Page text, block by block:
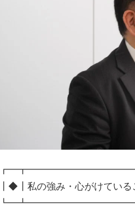
┃◆┃私の強み・心がけている